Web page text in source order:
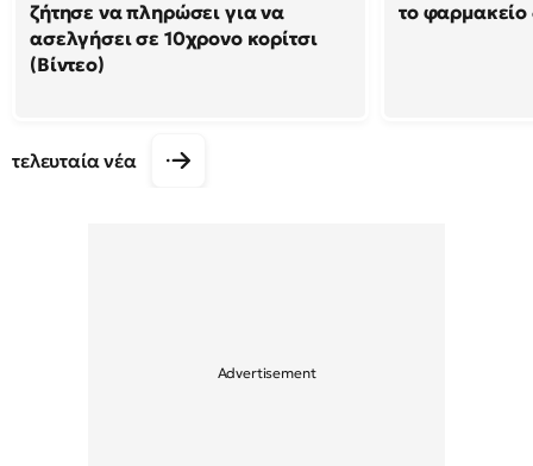
ζήτησε να πληρώσει για να
ασελγήσει σε 10χρονο κορίτσι
(Βίντεο)
το
τελευταία νέα